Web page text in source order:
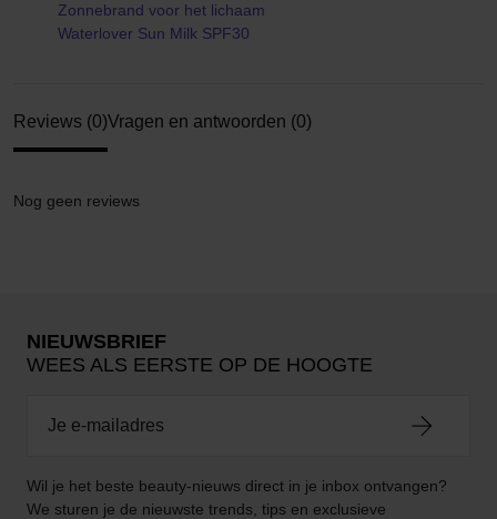
Zonnebrand voor het lichaam
Waterlover Sun Milk SPF30
Reviews (0)Vragen en antwoorden (0)
Nog geen reviews
NIEUWSBRIEF
WEES ALS EERSTE OP DE HOOGTE
Wil je het beste beauty-nieuws direct in je inbox ontvangen?
We sturen je de nieuwste trends, tips en exclusieve